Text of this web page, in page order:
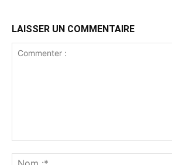
LAISSER UN COMMENTAIRE